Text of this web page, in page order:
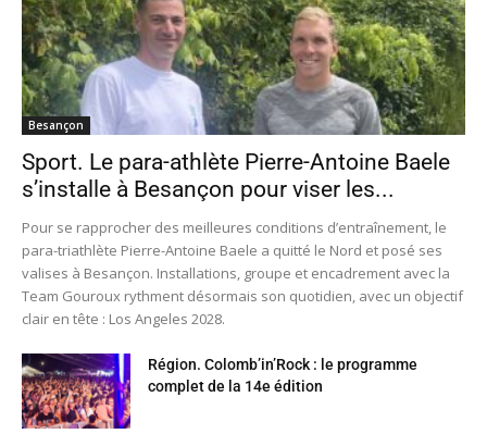
Besançon
Sport. Le para-athlète Pierre-Antoine Baele
s’installe à Besançon pour viser les...
Pour se rapprocher des meilleures conditions d’entraînement, le
para-triathlète Pierre-Antoine Baele a quitté le Nord et posé ses
valises à Besançon. Installations, groupe et encadrement avec la
Team Gouroux rythment désormais son quotidien, avec un objectif
clair en tête : Los Angeles 2028.
Région. Colomb’in’Rock : le programme
complet de la 14e édition